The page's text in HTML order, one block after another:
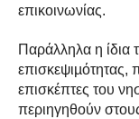
επικοινωνίας.
Παράλληλα η ίδια
επισκεψιµότητας,
επισκέπτες του
περιηγηθούν